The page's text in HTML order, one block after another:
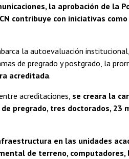
la aprobación de la
contribuye con iniciativas
la autoevaluación
de pregrado y postgrado, la
acreditada.
acreditaciones, se creara la
pregrado, tres doctorados, 23
en las unidades
de terreno,